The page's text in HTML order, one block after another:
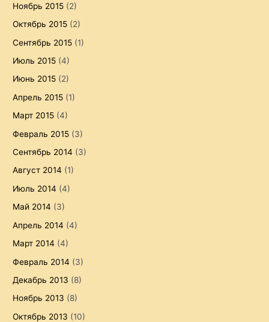
Ноябрь 2015 (2)
Октябрь 2015 (2)
Сентябрь 2015 (1)
Июль 2015 (4)
Июнь 2015 (2)
Апрель 2015 (1)
Март 2015 (4)
Февраль 2015 (3)
Сентябрь 2014 (3)
Август 2014 (1)
Июль 2014 (4)
Май 2014 (3)
Апрель 2014 (4)
Март 2014 (4)
Февраль 2014 (3)
Декабрь 2013 (8)
Ноябрь 2013 (8)
Октябрь 2013 (10)